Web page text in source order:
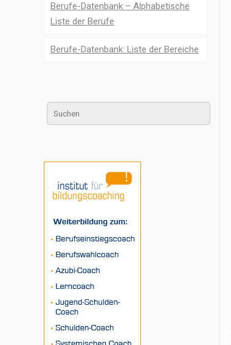
Berufe-Datenbank – Alphabetische
Liste der Berufe
Berufe-Datenbank: Liste der Bereiche